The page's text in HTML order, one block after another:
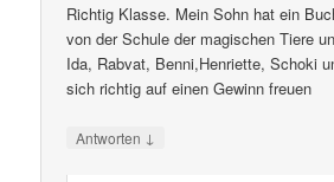
Richtig Klasse. Mein Sohn hat ein
von der Schule der magischen Tiere
Ida, Rabvat, Benni,Henriette, Schoki
sich richtig auf einen Gewinn freuen
Antworten ↓